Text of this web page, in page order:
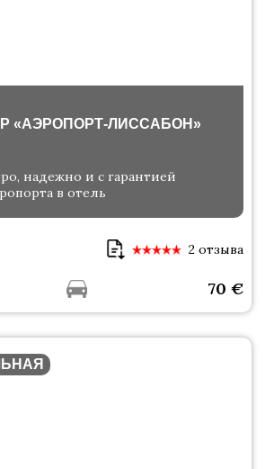
«АЭРОПОРТ-ЛИССАБОН»
надежно и с гарантией
в отель
2 отзыва
70 €